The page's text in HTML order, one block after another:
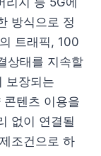
방식으로 정
트래픽, 100
상태를 지속할
보장되는
텐츠 이용을
없이 연결될
조건으로 하